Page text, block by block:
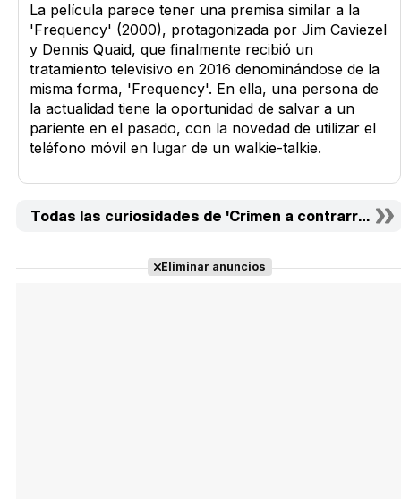
La película parece tener una premisa similar a la
'Frequency' (2000), protagonizada por Jim Caviezel
y Dennis Quaid, que finalmente recibió un
tratamiento televisivo en 2016 denominándose de la
misma forma, 'Frequency'. En ella, una persona de
la actualidad tiene la oportunidad de salvar a un
pariente en el pasado, con la novedad de utilizar el
teléfono móvil en lugar de un walkie-talkie.
Todas las curiosidades de 'Crimen a contrarreloj'
Eliminar anuncios